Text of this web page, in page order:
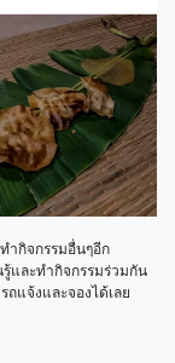
ำกิจกรรมอื่นๆอีก
และทำกิจกรรมร่วมกัน
แจ้งและจองได้เลย